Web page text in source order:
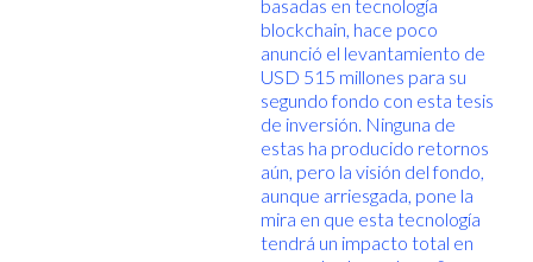
basadas en tecnología
blockchain, hace poco
anunció el levantamiento de
USD 515 millones para su
segundo fondo con esta tesis
de inversión. Ninguna de
estas ha producido retornos
aún, pero la visión del fondo,
aunque arriesgada, pone la
mira en que esta tecnología
tendrá un impacto total en